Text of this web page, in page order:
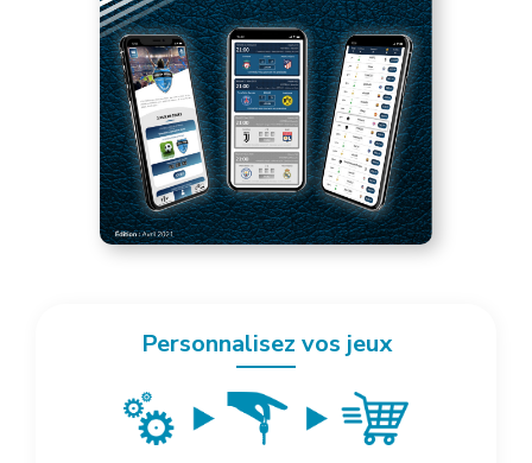
Personnalisez vos jeux